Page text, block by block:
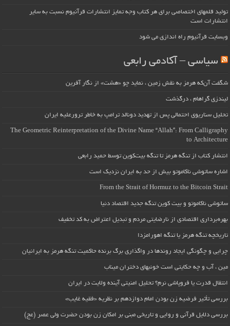
تولید قلمهای اختصاصی برای هر کتاب وجه تمایز انتشارات قرآنیوم نسبت به سایر
انتشارات است
وبسایت قرآنیوم راه اندازی می شود
سیاسی – آکادمی رابعی
شگفت آن‌که هرمز به نقش زمین ، نماید چو «هشت» از نگار آفرین
لیندزی گراهام ، درگذشت
تحلیل سناریوی احتمالی پس از تهدید دونالد ترامپ به خاطر ترورعلیه ایران
The Geometric Reinterpretation of the Divine Name “Allah”: From Calligraphy
to Architecture
انتشار کتاب از تنگه هرمز تا تنگه بیت‌کوین توسط حمید رابعی
اشاره ساتوشی ناکاموتو بیش از حد به ایران نزدیک است
From the Strait of Hormuz to the Bitcoin Strait
ساتوشی ناکاموتو و بیت کوین تنگه جدید اقتصاد دنیا
بهره‌برداری اقتصادی از نارضایتی مردم و تبدیل اعتراض به کد تخفیف
تاریخچه تنگه هرمز یا تنگه اهورامزدا
چرایی و چگونگی ایجاد روندها در واگذاری برگ برنده حاکمیت تنگه هرمز به ایرانیان
مین ، آب و چه حکایتی است خونبهای دختران میناب
انتقال قدرت یا فروپاشی نرم؟ تحلیل امنیتی آینده ولایت در ایران
بررسی تأثیر فرضیه زن بودن امام دوازدهم بر نظریه «فقیه غایب»
بررسی دلایل قرآنی و روایی و تاریخی مبنی بر امکان زن بودن حضرت ولی عصر (عج)